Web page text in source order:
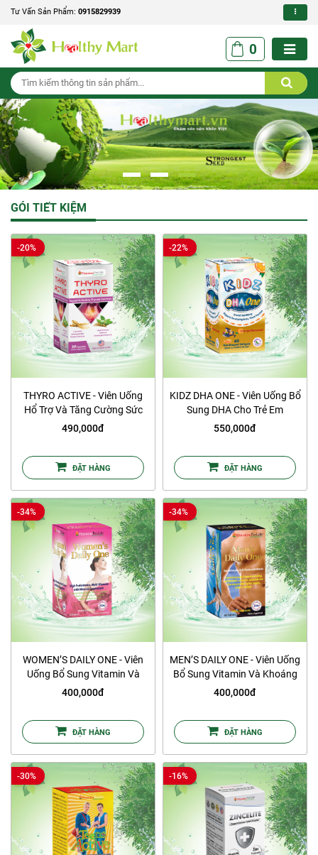
Tư Vấn Sản Phẩm: 0915829939
0
GÓI TIẾT KIỆM
-20%
THYRO ACTIVE - Viên Uống
Hổ Trợ Và Tăng Cường Sức
Khỏe Tuyến Giáp
490,000đ
ĐẶT HÀNG
-22%
KIDZ DHA ONE - Viên Uống Bổ
Sung DHA Cho Trẻ Em
550,000đ
ĐẶT HÀNG
-34%
WOMEN’S DAILY ONE - Viên
Uống Bổ Sung Vitamin Và
Khoáng Chất Cho Nữ Giới
400,000đ
ĐẶT HÀNG
-34%
MEN’S DAILY ONE - Viên Uống
Bổ Sung Vitamin Và Khoáng
Chất Cho Nam Giới
400,000đ
ĐẶT HÀNG
-30% -16%